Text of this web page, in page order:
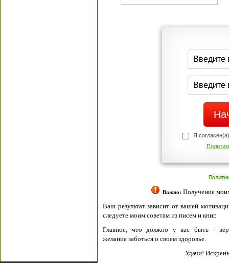
Я
Важно: Получение
Ваш результат зависит от вашей
следуете моим советам из писем и книг.
Главное, что должно у вас быть -
желание заботься о своем здоровье.
Удачи!